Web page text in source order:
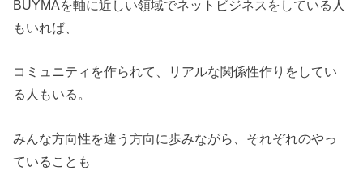
BUYMAを軸に近しい領域でネットビジネスをしている人
もいれば、
コミュニティを作られて、リアルな関係性作りをしてい
る人もいる。
みんな方向性を違う方向に歩みながら、それぞれのやっ
ていることも